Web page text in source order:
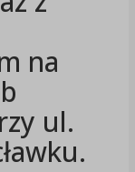
na
ul.